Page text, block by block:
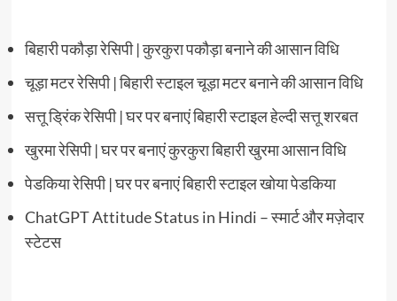
बिहारी पकौड़ा रेसिपी | कुरकुरा पकौड़ा बनाने की आसान विधि
चूड़ा मटर रेसिपी | बिहारी स्टाइल चूड़ा मटर बनाने की आसान विधि
सत्तू ड्रिंक रेसिपी | घर पर बनाएं बिहारी स्टाइल हेल्दी सत्तू शरबत
खुरमा रेसिपी | घर पर बनाएं कुरकुरा बिहारी खुरमा आसान विधि
पेडकिया रेसिपी | घर पर बनाएं बिहारी स्टाइल खोया पेडकिया
ChatGPT Attitude Status in Hindi – स्मार्ट और मज़ेदार
स्टेटस